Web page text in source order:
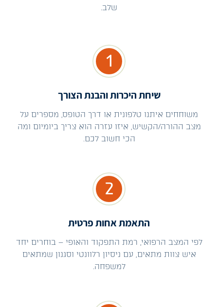
שלב.
1
שיחת היכרות והבנת הצורך
משוחחים איתנו טלפונית או דרך הטופס, מספרים על
מצב ההורה/הקשיש, איזו עזרה הוא צריך ביומיום ומה
הכי חשוב לכם.
2
התאמת אחות פרטית
לפי המצב הרפואי, רמת התפקוד והאופי – בוחרים יחד
איש צוות מתאים, עם ניסיון רלוונטי וסגנון שמתאים
למשפחה.